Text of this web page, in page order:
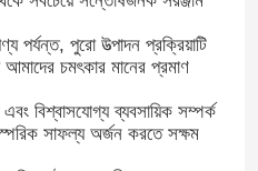
পর্যন্ত, পুরো উত্পাদন প্রক্রিয়াটি
আমাদের চমৎকার মানের প্রমাণ
বিশ্বাসযোগ্য ব্যবসায়িক সম্পর্ক
সাফল্য অর্জন করতে সক্ষম